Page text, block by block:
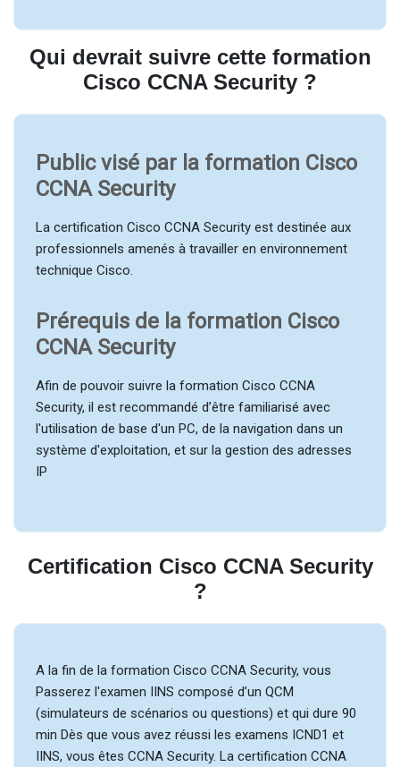
Qui devrait suivre cette formation
Cisco CCNA Security ?
Public visé par la formation Cisco
CCNA Security
La certification Cisco CCNA Security est destinée aux
professionnels amenés à travailler en environnement
technique Cisco.
Prérequis de la formation Cisco
CCNA Security
Afin de pouvoir suivre la formation Cisco CCNA
Security, il est recommandé d’être familiarisé avec
l'utilisation de base d'un PC, de la navigation dans un
système d'exploitation, et sur la gestion des adresses
IP
Certification Cisco CCNA Security
?
A la fin de la formation Cisco CCNA Security, vous
Passerez l'examen IINS composé d’un QCM
(simulateurs de scénarios ou questions) et qui dure 90
min Dès que vous avez réussi les examens ICND1 et
IINS, vous êtes CCNA Security. La certification CCNA